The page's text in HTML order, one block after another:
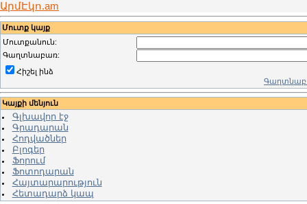
ԱրմԷկո.am
Մուտք կայք
Մուտքանուն:
Գաղտնաբառ:
Հիշել ինձ
Կայքի մենյուն
Գլխավոր էջ
Գրադարան
Հոդվածներ
Բլոգեր
Ֆորում
Ֆոտոդարան
Հայտարարություն
Հետադարձ կապ